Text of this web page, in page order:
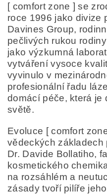
Odesláním formuláře/
se zpracováním osobních
ochrany osobních údajů.
[ comfort zone ] se
roce 1996 jako divize
Davines Group,
pečlivých rukou
jako výzkumná
vytváření vysoce
vyvinulo v
profesionální řadu
domácí péče, která je
světě.
Evoluce [ comfort
vědeckých základech
Dr. Davide Bollatiho,
kosmetického
na rozsáhlém a
zásady tvoří pilíře